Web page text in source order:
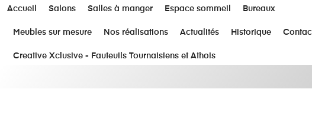
Accueil Salons Salles à manger Espace sommeil Bureaux
Meubles sur mesure Nos réalisations Actualités Historique
Creative Xclusive - Fauteuils Tournaisiens et Athois